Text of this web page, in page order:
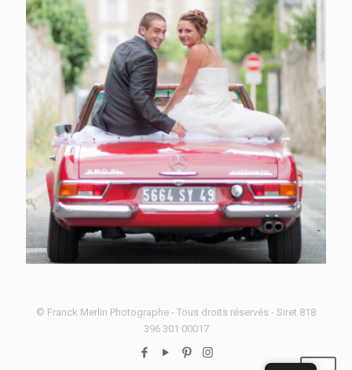
© Franck Merlin Photographe - Tous droits réservés - Siret 818
396 301 00017